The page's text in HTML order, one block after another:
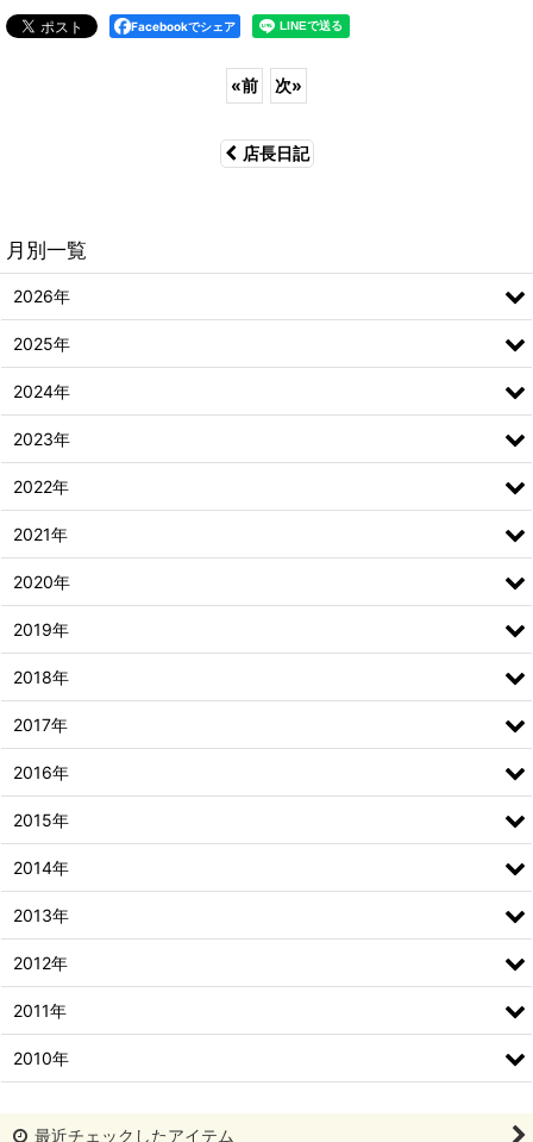
Facebookでシェア
«前 次»
店長日記
月別一覧
2026年
2025年
2024年
2023年
2022年
2021年
2020年
2019年
2018年
2017年
2016年
2015年
2014年
2013年
2012年
2011年
2010年
最近チェックしたアイテム